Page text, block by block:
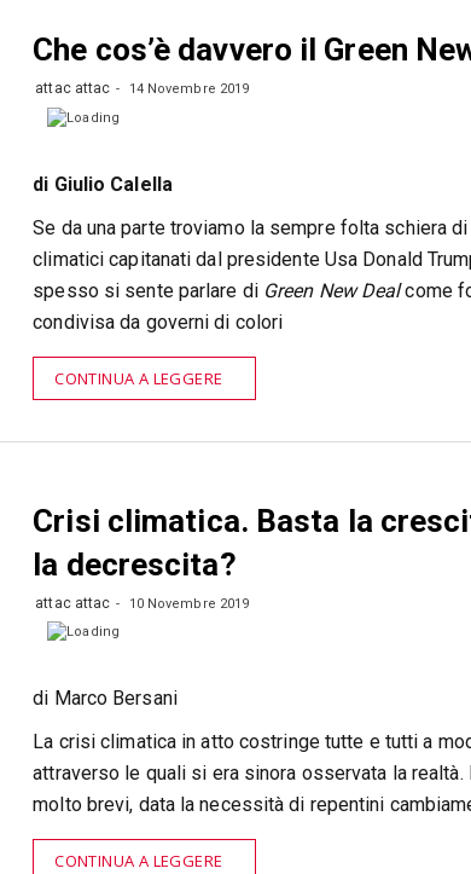
Che cos’è davvero il Green
attac attac 14 Novembre 2019
di Giulio Calella
Se da una parte troviamo la sempre folta schiera
climatici capitanati dal presidente Usa Donald
spesso si sente parlare di Green New Dealcome
condivisa da governi di colori
CONTINUA A LEGGERE
Crisi climatica. Basta la
la decrescita?
attac attac 10 Novembre 2019
di Marco Bersani
La crisi climatica in atto costringe tutte e tutti a
attraverso le quali si era sinora osservata la realtà.
molto brevi, data la necessità di repentini
CONTINUA A LEGGERE